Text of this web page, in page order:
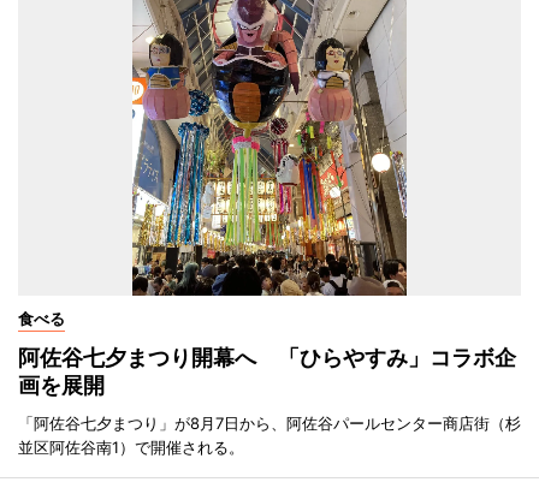
食べる
阿佐谷七夕まつり開幕へ 「ひらやすみ」コラボ企
画を展開
「阿佐谷七夕まつり」が8月7日から、阿佐谷パールセンター商店街（杉
並区阿佐谷南1）で開催される。